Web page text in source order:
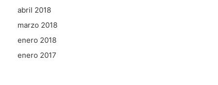
abril 2018
marzo 2018
enero 2018
enero 2017